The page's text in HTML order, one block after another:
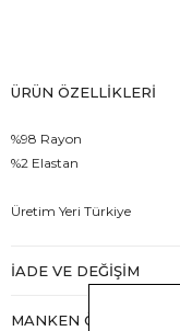
ÜRÜN ÖZELLIKLERI
%98 Rayon
%2 Elastan
Üretim Yeri Türkiye
İADE VE DEĞIŞIM
MANKEN ÖLÇÜLERI